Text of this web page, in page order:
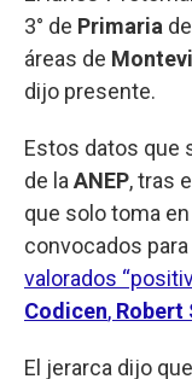
3° de Primaria
áreas de
dijo presente.
Estos datos que
de la ANEP, tras
que solo toma
convocados
valorados
Codicen, Robert
El jerarca dijo